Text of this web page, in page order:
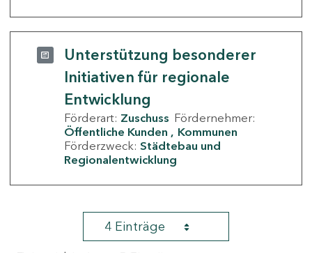
Unterstützung besonderer
Initiativen für regionale
Entwicklung
Förderart: Zuschuss Fördernehmer:
Öffentliche Kunden
Kommunen
Förderzweck: Städtebau und
Regionalentwicklung
4 Einträge